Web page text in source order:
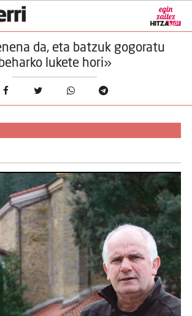
da, eta batzuk gogoratu
lukete hori»